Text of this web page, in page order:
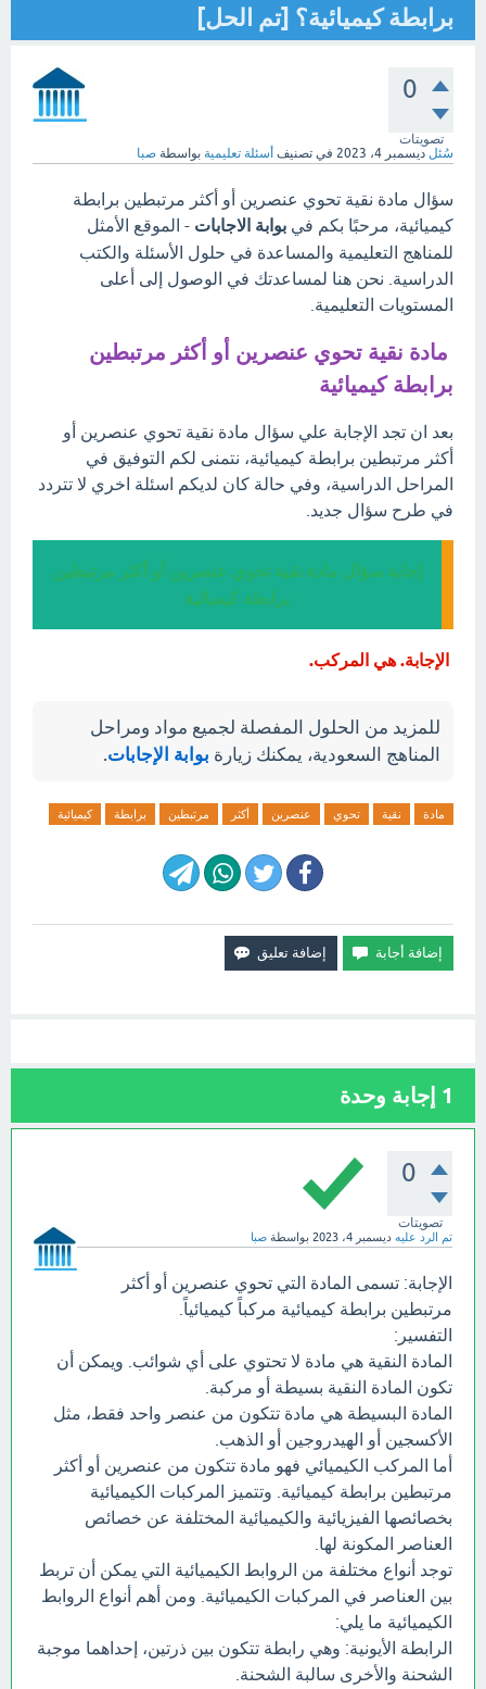
برابطة كيميائية؟ [تم الحل]
0
تصويتات
سُئل ديسمبر 4، 2023 في تصنيف أسئلة تعليمية بواسطة صبا
سؤال مادة نقية تحوي عنصرين أو أكثر مرتبطين برابطة
كيميائية، مرحبًا بكم في بوابة الاجابات - الموقع الأمثل
للمناهج التعليمية والمساعدة في حلول الأسئلة والكتب
الدراسية. نحن هنا لمساعدتك في الوصول إلى أعلى
المستويات التعليمية.
مادة نقية تحوي عنصرين أو أكثر مرتبطين
برابطة كيميائية
بعد ان تجد الإجابة علي سؤال مادة نقية تحوي عنصرين أو
أكثر مرتبطين برابطة كيميائية، نتمنى لكم التوفيق في
المراحل الدراسية، وفي حالة كان لديكم اسئلة اخري لا تتردد
في طرح سؤال جديد.
إجابة سؤال مادة نقية تحوي عنصرين أو أكثر مرتبطين
برابطة كيميائية
الإجابة. هي المركب.
للمزيد من الحلول المفصلة لجميع مواد ومراحل
المناهج السعودية، يمكنك زيارة بوابة الإجابات.
مادة نقية تحوي عنصرين أكثر مرتبطين برابطة كيميائية
1 إجابة وحدة
0
تصويتات
تم الرد عليه ديسمبر 4، 2023 بواسطة صبا
الإجابة: تسمى المادة التي تحوي عنصرين أو أكثر
مرتبطين برابطة كيميائية مركباً كيميائياً.
التفسير:
المادة النقية هي مادة لا تحتوي على أي شوائب. ويمكن أن
تكون المادة النقية بسيطة أو مركبة.
المادة البسيطة هي مادة تتكون من عنصر واحد فقط، مثل
الأكسجين أو الهيدروجين أو الذهب.
أما المركب الكيميائي فهو مادة تتكون من عنصرين أو أكثر
مرتبطين برابطة كيميائية. وتتميز المركبات الكيميائية
بخصائصها الفيزيائية والكيميائية المختلفة عن خصائص
العناصر المكونة لها.
توجد أنواع مختلفة من الروابط الكيميائية التي يمكن أن تربط
بين العناصر في المركبات الكيميائية. ومن أهم أنواع الروابط
الكيميائية ما يلي:
الرابطة الأيونية: وهي رابطة تتكون بين ذرتين، إحداهما موجبة
الشحنة والأخرى سالبة الشحنة.